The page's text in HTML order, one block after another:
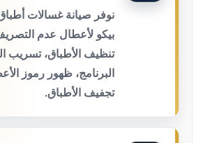
نوفر صيانة غسالات
بيكو لأعطال عدم
تنظيف الأطباق، تسريب
البرنامج، ظهور رموز
تجفيف الأطباق.